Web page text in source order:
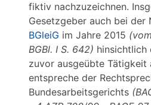
fiktiv nachzuzeichnen.
Gesetzgeber auch bei der
BGleiG im Jahre 2015
BGBl. I S. 642) hinsichtlich
zuvor ausgeübte Tätigkeit
entspreche der
Bundesarbeitsgerichts